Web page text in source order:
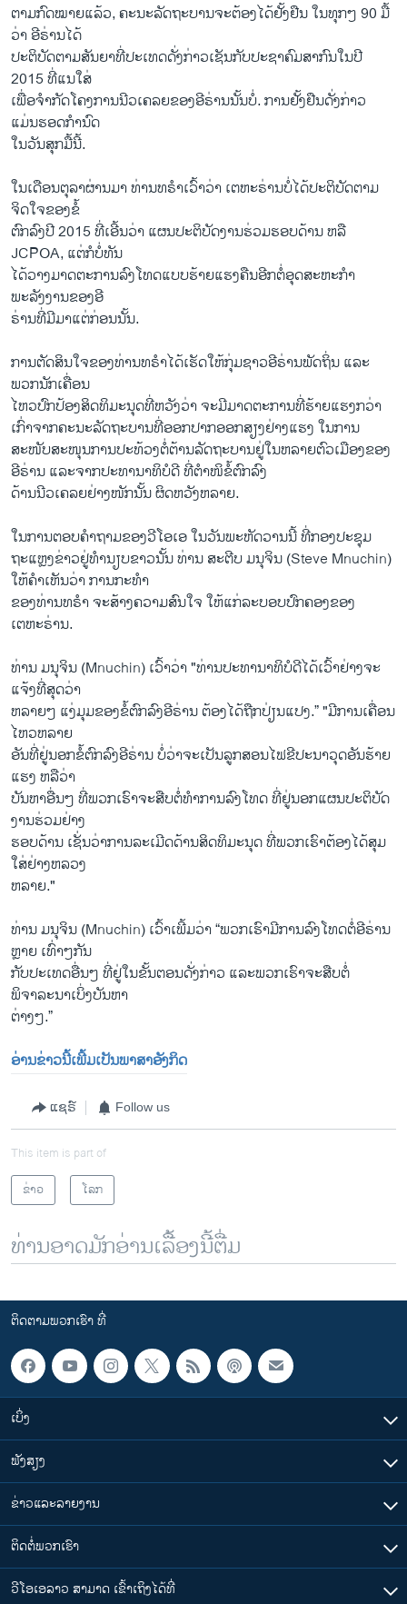
ຕາມ​ກົດໝາຍ​ແລ້ວ, ຄະນະ​ລັດຖະບານ​ຈະ​ຕ້ອງ​ໄດ້​ຢັ້ງຢືນ ​ໃນທຸກໆ 90 ມື້​
ວ່າ ອີຣ່ານໄດ້
ປະຕິບັດ​ຕາມ​ສັນຍາ​ທີ່​ປະ​ເທດ​ດັ່ງກ່າວ​ເຊັນ​ກັບ​ປະຊາ​ຄົມ​ສາກົນ​ໃນ​ປີ
2015 ທີ່​ແນ​ໃສ່​
ເພື່ອຈໍາກັດ​ໂຄງການ​ນີວ​ເຄລຍຂອງ​ອີຣ່ານນັ້ນບໍ່. ການ​ຢັ້ງຢືນ​ດັ່ງກ່າວ​
ແມ່ນຮອດ​ກໍານົດ
​ໃນ​ວັນ​ສຸກ​ມື້ນີ້.
​ໃນ​ເດືອນ​ຕຸລາ​ຜ່ານ​ມາ ທ່ານ​ທຣໍາ​ເວົ້າວ່າ ເຕຫະຣ່ານບໍ່ໄດ້​ປະຕິບັດຕາມ​
ຈິດ​ໃຈ​ຂອງ​ຂໍ້
​ຕົກລົງປີ 2015 ທີ່​ເອີ້ນວ່າ ​ແຜນ​ປະຕິບັດ​ງານ​ຮ່ວມຮອບດ້ານ ຫລື
JCPOA, ​ແຕ່​ກໍບໍ່ທັນ
​ໄດ້​ວາງ​ມາດ​ຕະການ​ລົງ​ໂທດ​ແບບ​ຮ້າຍແຮງ​ຄືນ​ອີກຕໍ່ອຸດ​ສະຫະ​ກໍາ​
ພະລັງງານ​ຂອງ​ອີ
ຣ່ານທີ່​ມີ​ມາ​ແຕ່​ກ່ອນນັ້ນ.
ການ​ຕັດສິນ​ໃຈ​ຂອງ​ທ່ານ​ທຣໍາ​ໄດ້​ເຮັດ​ໃຫ້​ກຸ່ມຊາວ​ອີຣ່ານພັດ​ຖິ່ນ ​ແລະ​
ພວກ​ນັກ​ເຄື່ອນ
​ໄຫວປົກ​ປ້ອງສິດທິມະນຸດ​ທີ່​ຫວັງ​ວ່າ ​ຈະ​ມີ​ມາດ​ຕະການ​ທີ່ຮ້າຍ​ແຮງ​ກວ່າ​
ເກົ່າ​ຈາກ​ຄະນະ​ລັດຖະບານ​ທີ່ອອກປາກ​ອອກສຽງ​ຢ່າງ​ແຮງ ​ໃນ​ການ
ສະໜັບສະໜຸນການ​ປະ​ທ້ວງ​ຕໍ່ຕ້ານ​ລັດຖະບານ​ຢູ່​ໃນ​ຫລາຍ​ຕົວ​ເມືອງ​ຂອງ​
ອີຣ່ານ ​ແລະ​ຈາກ​ປະທານາທິບໍດີ​ ທີ່​ຕໍາໜິຂໍ້​ຕົກລົງ
​ດ້ານ​ນີວ​ເຄລຍຢ່າງໜັກນັ້ນ ຜິດ​ຫວັງຫລາຍ.
​ໃນ​ການ​ຕອບ​ຄໍາ​ຖາມ​ຂອງ​ວີ​ໂອ​ເອ ​ໃນ​ວັນ​ພະຫັດ​ວານ​ນີ້ ​ທີ່ກອງ​ປະຊຸມ
ຖະແຫຼງຂ່າວ​ຢູ່​ທໍານຽບຂາວນັ້ນ ທ່ານ ສະຕີ​ບ ມນຸຈິນ (Steve Mnuchin) ​
ໃຫ້​ຄໍາ​ເຫັນ​ວ່າ ການ​ກະທໍາ​
ຂອງ​ທ່ານ​ທຣໍາ ຈະສ້າງ​ຄວາມ​ສົນ​ໃຈ ໃຫ້​ແກ່ລະບອບ​ປົກຄອງຂອງ
ເຕຫະຣ່ານ.
ທ່ານ ມນຸຈິນ (Mnuchin) ​ເວົ້າວ່າ "ທ່ານປະທານາທິບໍດີ​ໄດ້​ເວົ້າຢ່າງ​ຈະ​
ແຈ້ງທີ່​ສຸດວ່າ
ຫລາຍໆ​ ແງ່​ມຸມ​ຂອງຂໍ້​ຕົກລົງ​ອີຣ່ານ ຕ້ອງ​ໄດ້​ຖືກ​ປ່ຽນ​ແປງ.” "ມີ​ການ​ເຄື່ອນ​
ໄຫວຫລາຍ
ອັນ​ທີ່ຢູ່​ນອກຂໍ້​ຕົກລົງ​ອີຣ່ານ ບໍ່ວ່າ​ຈະ​ເປັນ​ລູກ​ສອນ​ໄຟ​ຂີ​ປະ​ນາ​ວຸດ​ອັນ​ຮ້າຍ​
ແຮງ​ ຫລື​ວ່າ​
ບັນຫາ​ອື່ນໆ ທີ່​ພວກ​ເຮົາ​ຈະ​ສືບຕໍ່ທໍາ​ການ​ລົງ​ໂທດ ທີ່​ຢູ່​ນອກແຜນ​ປະຕິບັດ​
ງານ​ຮ່ວມຢ່າງ
ຮອບດ້ານ ​ເຊັ່ນ​ວ່າການ​ລະ​ເມີດ​ດ້ານ​ສິດ​ທິມະ​ນຸດ ທີ່​ພວກ​ເຮົາ​ຕ້ອງ​ໄດ້​ສຸມ​
ໃສ່​ຢ່າງ​ຫລວງ
ຫລາຍ."
ທ່ານ ມນຸຈິນ (Mnuchin)​ ເວົ້າ​ເພີ້ມວ່າ “ພວກ​ເຮົາ​ມີ​ການ​ລົງ​ໂທດ​ຕໍ່ອີຣ່ານ
ຫຼາຍ​ ເທົ່າ​ໆກັນ​
ກັບປະ​ເທດ​ອື່ນໆ ທີ່ຢູ່​ໃນ​ຂັ້ນຕອນດັ່ງກ່າວ ​ແລະ​ພວກ​ເຮົາ​ຈະ​ສືບຕໍ່
ພິຈາລະນາເບິ່ງ​ບັນ​ຫາ​
ຕ່າງໆ.”
ອ່ານຂ່າວນີ້ເພີ້ມເປັນພາສາອັງກິດ
ແຊຣ໌ Follow us
This item is part of
ຂ່າວ
ໂລກ
ທ່ານອາດມັກອ່ານເລື້ອງນີ້ຕື່ມ
ຕິດຕາມພວກເຮົາ ທີ່
ເບິ່ງ
ຟັງສຽງ
ຂ່າວແລະລາຍງານ
ຕິດຕໍ່ພວກເຮົາ
ວີໂອເອລາວ ສາມາດ ເຂົ້າເຖິງໄດ້ທີ່